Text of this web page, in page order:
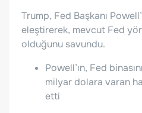
Trump, Fed Başkanı
eleştirerek, mevcut Fed
olduğunu savundu.
Powell’ın, Fed
milyar dolara varan
etti